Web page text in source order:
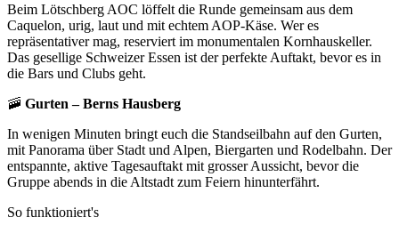
Beim Lötschberg AOC löffelt die Runde gemeinsam aus dem
Caquelon, urig, laut und mit echtem AOP-Käse. Wer es
repräsentativer mag, reserviert im monumentalen Kornhauskeller.
Das gesellige Schweizer Essen ist der perfekte Auftakt, bevor es in
die Bars und Clubs geht.
🚠 Gurten – Berns Hausberg
In wenigen Minuten bringt euch die Standseilbahn auf den Gurten,
mit Panorama über Stadt und Alpen, Biergarten und Rodelbahn. Der
entspannte, aktive Tagesauftakt mit grosser Aussicht, bevor die
Gruppe abends in die Altstadt zum Feiern hinunterfährt.
So funktioniert's